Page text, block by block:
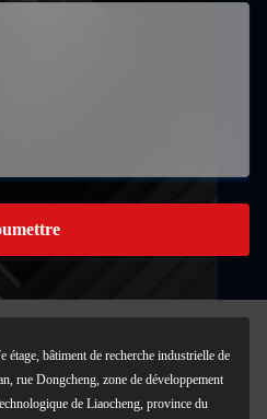
étage, bâtiment de recherche industrielle de
rue Dongcheng, zone de développement
de Liaocheng, province du